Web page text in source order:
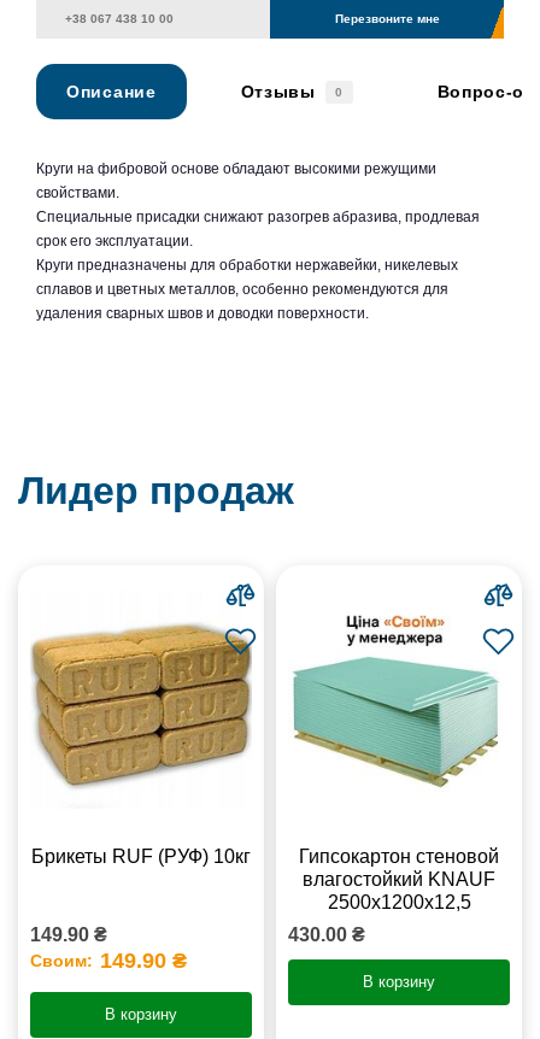
Перезвоните мне
Описание Отзывы 0 Вопрос-
Круги на фибровой основе обладают высокими режущими
свойствами.
Специальные присадки снижают разогрев абразива, продлевая
срок его эксплуатации.
Круги предназначены для обработки нержавейки, никелевых
сплавов и цветных металлов, особенно рекомендуются для
удаления сварных швов и доводки поверхности.
Лидер продаж
Брикеты RUF (РУФ) 10кг
149.90 ₴
Своим: 149.90 ₴
В корзину
Гипсокартон стеновой
влагостойкий KNAUF
2500х1200х12,5
430.00 ₴
В корзину